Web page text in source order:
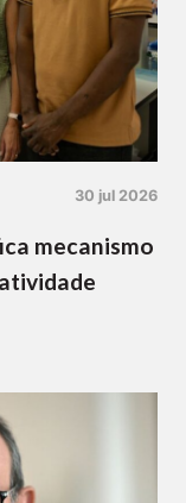
30 jul 2026
mecanismo